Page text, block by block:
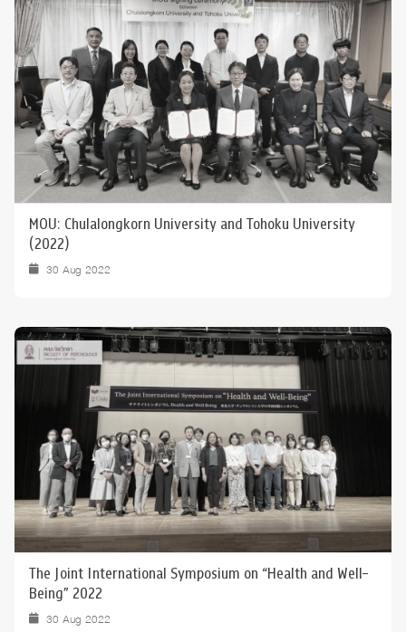
MOU: Chulalongkorn University and Tohoku University
(2022)
30 Aug 2022
The Joint International Symposium on “Health and Well-
Being” 2022
30 Aug 2022